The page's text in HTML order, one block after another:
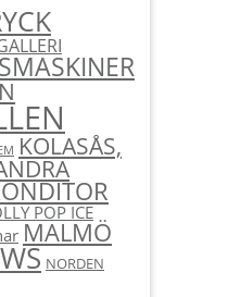
KOLASÅS,
POP ICE
MALMÖ
NORDEN